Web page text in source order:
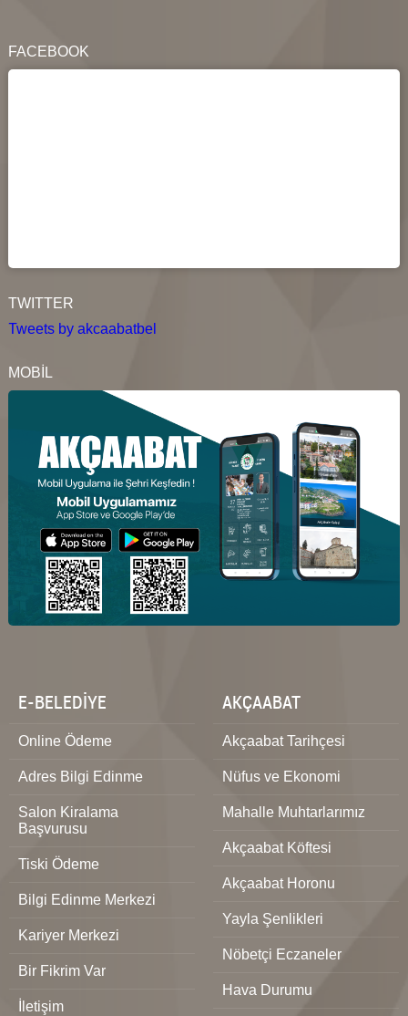
FACEBOOK
TWITTER
Tweets by akcaabatbel
MOBİL
E-BELEDİYE
Online Ödeme
Adres Bilgi Edinme
Salon Kiralama
Başvurusu
Tiski Ödeme
Bilgi Edinme Merkezi
Kariyer Merkezi
Bir Fikrim Var
İletişim
AKÇAABAT
Akçaabat Tarihçesi
Nüfus ve Ekonomi
Mahalle Muhtarlarımız
Akçaabat Köftesi
Akçaabat Horonu
Yayla Şenlikleri
Nöbetçi Eczaneler
Hava Durumu